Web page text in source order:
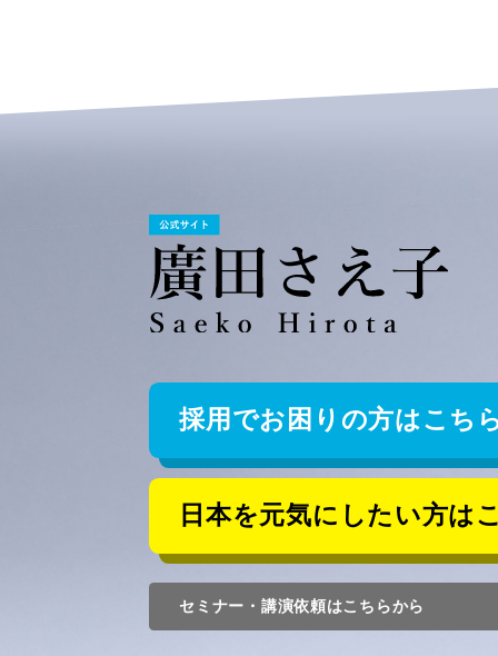
採用でお困りの方はこち
日本を元気にしたい方は
セミナー・講演依頼はこちらから